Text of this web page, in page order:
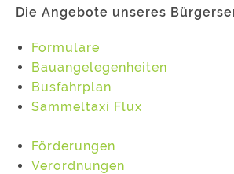
Die Angebote unseres
Formulare
Bauangelegenheiten
Busfahrplan
Sammeltaxi Flux
Förderungen
Verordnungen